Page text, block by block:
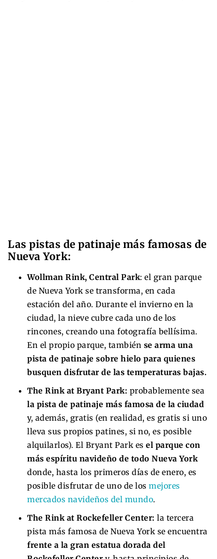
Las pistas de patinaje más famosas de
Nueva York:
Wollman Rink, Central Park: el gran parque
de Nueva York se transforma, en cada
estación del año. Durante el invierno en la
ciudad, la nieve cubre cada uno de los
rincones, creando una fotografía bellísima.
En el propio parque, también se arma una
pista de patinaje sobre hielo para quienes
busquen disfrutar de las temperaturas bajas.
The Rink at Bryant Park: probablemente sea
la pista de patinaje más famosa de la ciudad
y, además, gratis (en realidad, es gratis si uno
lleva sus propios patines, si no, es posible
alquilarlos). El Bryant Park es el parque con
más espíritu navideño de todo Nueva York
donde, hasta los primeros días de enero, es
posible disfrutar de uno de los mejores
mercados navideños del mundo.
The Rink at Rockefeller Center: la tercera
pista más famosa de Nueva York se encuentra
frente a la gran estatua dorada del